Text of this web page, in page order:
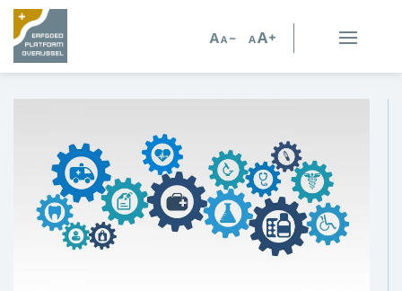
Verhalen
Kennis en advies